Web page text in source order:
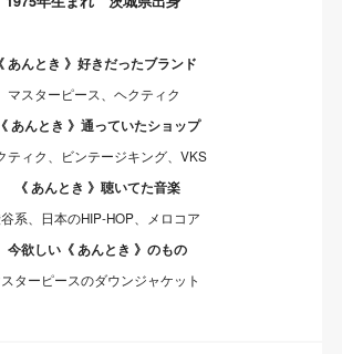
あんとき 》好きだったブランド
マスターピース、ヘクティク
《 あんとき 》通っていたショップ
ティク、ビンテージキング、VKS
《 あんとき 》聴いてた音楽
系、日本のHIP-HOP、メロコア
今欲しい《 あんとき 》のもの
ターピースのダウンジャケット